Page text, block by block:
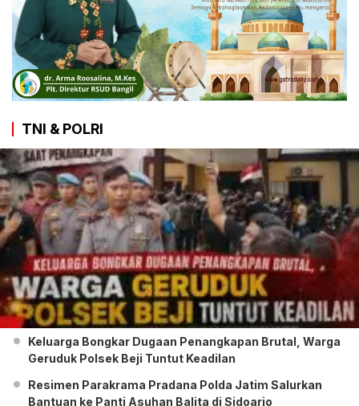
TNI & POLRI
Keluarga Bongkar Dugaan Penangkapan Brutal, Warga
Geruduk Polsek Beji Tuntut Keadilan
Resimen Parakrama Pradana Polda Jatim Salurkan
Bantuan ke Panti Asuhan Balita di Sidoarjo